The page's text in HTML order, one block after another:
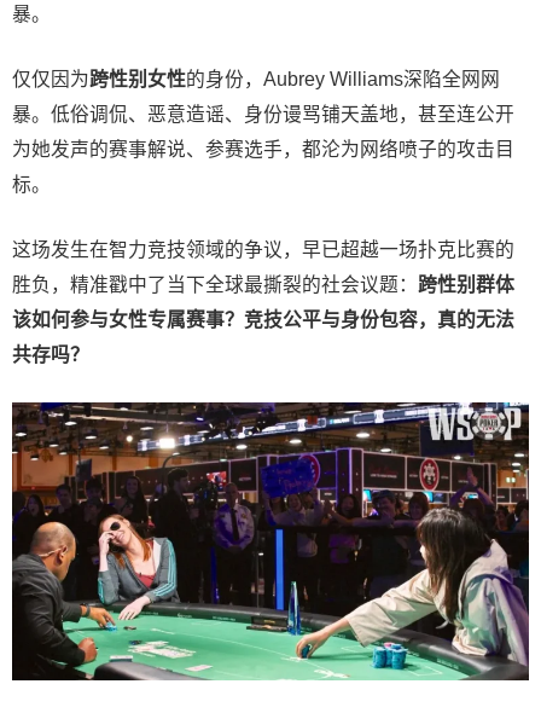
暴。
仅仅因为跨性别女性的身份，Aubrey Williams深陷全网网
暴。低俗调侃、恶意造谣、身份谩骂铺天盖地，甚至连公开
为她发声的赛事解说、参赛选手，都沦为网络喷子的攻击目
标。
这场发生在智力竞技领域的争议，早已超越一场扑克比赛的
胜负，精准戳中了当下全球最撕裂的社会议题： 跨性别群体
该如何参与女性专属赛事？竞技公平与身份包容，真的无法
共存吗？